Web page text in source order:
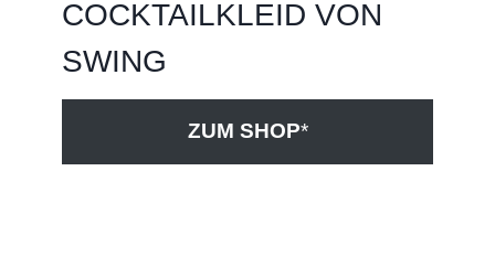
COCKTAILKLEID VON
SWING
ZUM SHOP*